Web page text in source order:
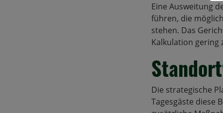
Eine Ausweitung
führen, die
stehen. Das
Kalkulation gering
Die strategische
Tagesgäste diese